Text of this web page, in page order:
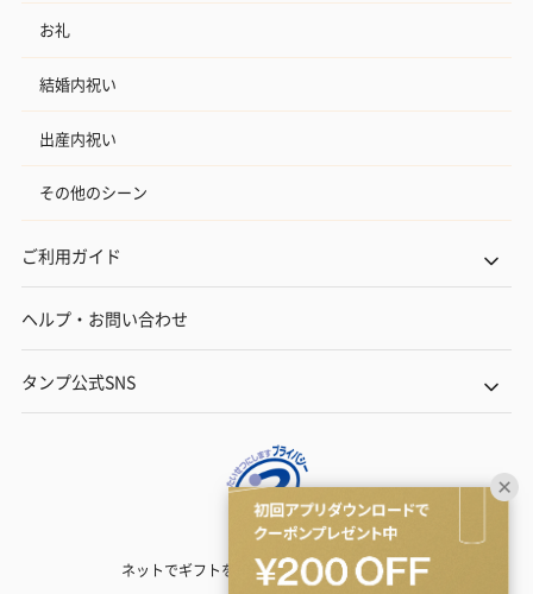
お礼
結婚内祝い
出産内祝い
その他のシーン
ご利用ガイド
ヘルプ・お問い合わせ
タンプ公式SNS
ネットでギフトを贈るなら | TANP（タンプ）